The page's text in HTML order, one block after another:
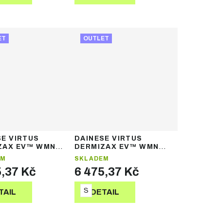
VIRTUS
EV™ WMN
– dámská
Kč
OUTLET
DAINESE VIRTUS
DERMIZAX EV™ WMN
JACKET – dámská
SKLADEM
6 475,37 Kč
DETAIL
S